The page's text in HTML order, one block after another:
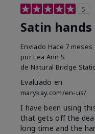
5
Satin
Enviado Hace 7 meses
por Lea Ann S
de Natural Bridge
Evaluado en
marykay.com/en-us/
I have been using
that gets off the
long time and the